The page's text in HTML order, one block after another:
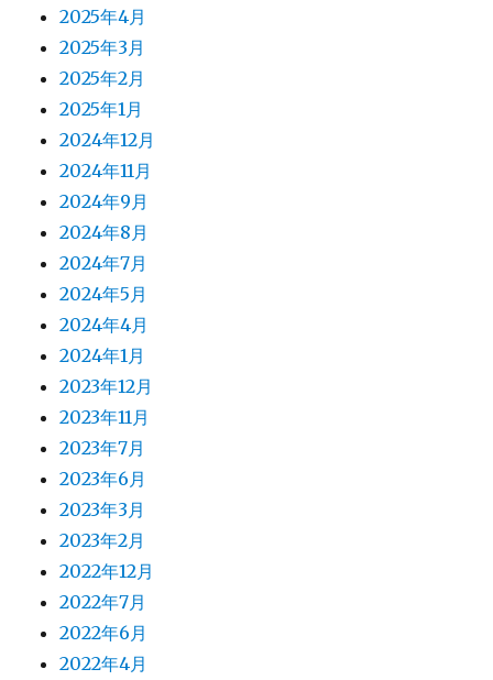
2025年4月
2025年3月
2025年2月
2025年1月
2024年12月
2024年11月
2024年9月
2024年8月
2024年7月
2024年5月
2024年4月
2024年1月
2023年12月
2023年11月
2023年7月
2023年6月
2023年3月
2023年2月
2022年12月
2022年7月
2022年6月
2022年4月